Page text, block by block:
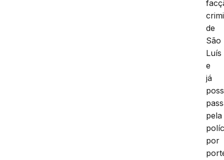
de
São
Luís
e
já
pela
por